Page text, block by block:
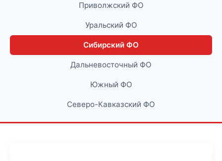
Приволжский ФО
Уральский ФО
Сибирский ФО
Дальневосточный ФО
Южный ФО
Северо-Кавказский ФО